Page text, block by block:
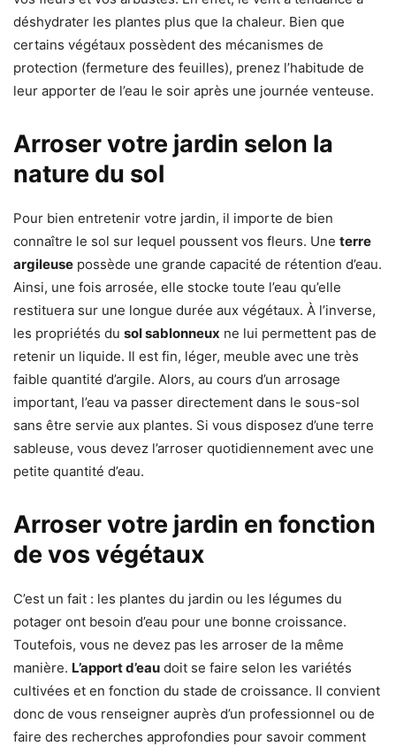
déshydrater les plantes plus que la chaleur. Bien que
certains végétaux possèdent des mécanismes de
protection (fermeture des feuilles), prenez l’habitude de
leur apporter de l’eau le soir après une journée venteuse.
Arroser votre jardin selon la
nature du sol
Pour bien entretenir votre jardin, il importe de bien
connaître le sol sur lequel poussent vos fleurs. Une terre
argileuse possède une grande capacité de rétention d’eau.
Ainsi, une fois arrosée, elle stocke toute l’eau qu’elle
restituera sur une longue durée aux végétaux. À l’inverse,
les propriétés du sol sablonneux ne lui permettent pas de
retenir un liquide. Il est fin, léger, meuble avec une très
faible quantité d’argile. Alors, au cours d’un arrosage
important, l’eau va passer directement dans le sous-sol
sans être servie aux plantes. Si vous disposez d’une terre
sableuse, vous devez l’arroser quotidiennement avec une
petite quantité d’eau.
Arroser votre jardin en fonction
de vos végétaux
C’est un fait : les plantes du jardin ou les légumes du
potager ont besoin d’eau pour une bonne croissance.
Toutefois, vous ne devez pas les arroser de la même
manière. L’apport d’eau doit se faire selon les variétés
cultivées et en fonction du stade de croissance. Il convient
donc de vous renseigner auprès d’un professionnel ou de
faire des recherches approfondies pour savoir comment